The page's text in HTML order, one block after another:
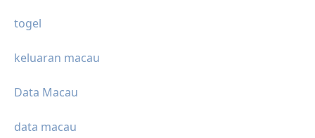
togel
keluaran macau
Data Macau
data macau